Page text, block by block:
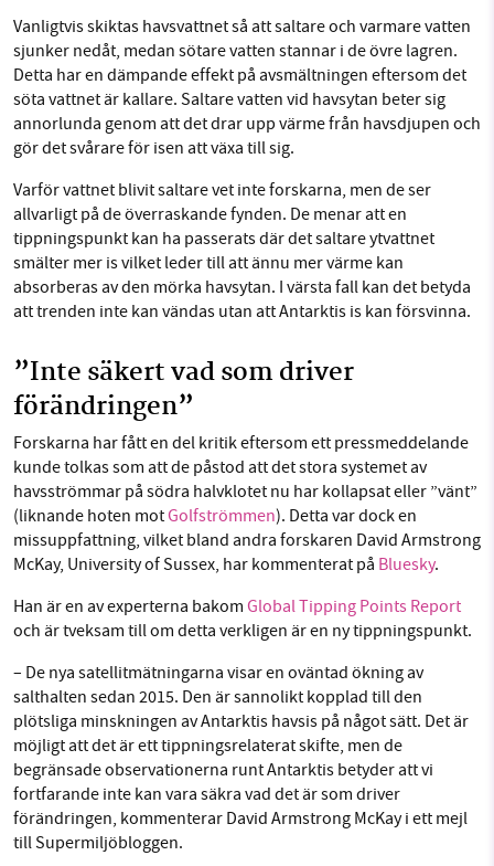
Vanligtvis skiktas havsvattnet så att saltare och varmare vatten
sjunker nedåt, medan sötare vatten stannar i de övre lagren.
Detta har en dämpande effekt på avsmältningen eftersom det
söta vattnet är kallare. Saltare vatten vid havsytan beter sig
annorlunda genom att det drar upp värme från havsdjupen och
gör det svårare för isen att växa till sig.
Varför vattnet blivit saltare vet inte forskarna, men de ser
allvarligt på de överraskande fynden. De menar att en
tippningspunkt kan ha passerats där det saltare ytvattnet
smälter mer is vilket leder till att ännu mer värme kan
absorberas av den mörka havsytan. I värsta fall kan det betyda
att trenden inte kan vändas utan att Antarktis is kan försvinna.
”Inte säkert vad som driver
förändringen”
Forskarna har fått en del kritik eftersom ett pressmeddelande
kunde tolkas som att de påstod att det stora systemet av
havsströmmar på södra halvklotet nu har kollapsat eller ”vänt”
(liknande hoten motGolfströmmen). Detta var dock en
missuppfattning, vilket bland andra forskaren David Armstrong
McKay, University of Sussex, har kommenterat på Bluesky.
Han är en av experterna bakom Global Tipping Points Report
och är tveksam till om detta verkligen är en ny tippningspunkt.
– De nya satellitmätningarna visar en oväntad ökning av
salthalten sedan 2015. Den är sannolikt kopplad till den
plötsliga minskningen av Antarktis havsis på något sätt. Det är
möjligt att det är ett tippningsrelaterat skifte, men de
begränsade observationerna runt Antarktis betyder att vi
fortfarande inte kan vara säkra vad det är som driver
förändringen, kommenterar David Armstrong McKay i ett mejl
till Supermiljöbloggen.